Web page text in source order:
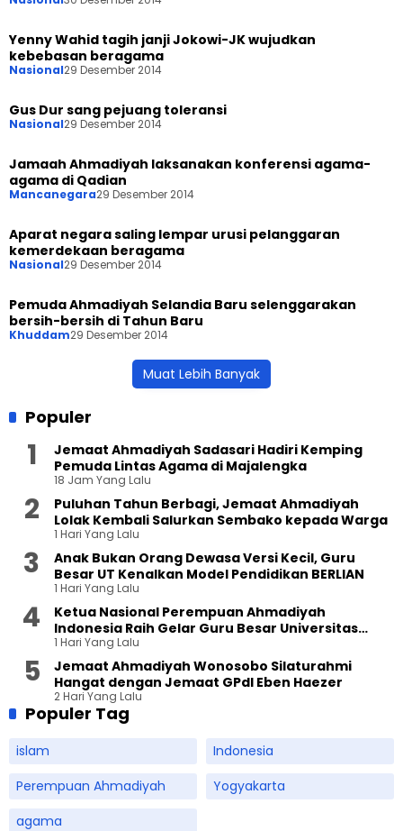
Yenny Wahid tagih janji Jokowi-JK wujudkan
kebebasan beragama
Nasional29 Desember 2014
Gus Dur sang pejuang toleransi
Nasional29 Desember 2014
Jamaah Ahmadiyah laksanakan konferensi agama-
agama di Qadian
Mancanegara29 Desember 2014
Aparat negara saling lempar urusi pelanggaran
kemerdekaan beragama
Nasional29 Desember 2014
Pemuda Ahmadiyah Selandia Baru selenggarakan
bersih-bersih di Tahun Baru
Khuddam29 Desember 2014
Muat Lebih Banyak
Populer
Jemaat Ahmadiyah Sadasari Hadiri Kemping
Pemuda Lintas Agama di Majalengka
18 Jam Yang Lalu
Puluhan Tahun Berbagi, Jemaat Ahmadiyah
Lolak Kembali Salurkan Sembako kepada Warga
1 Hari Yang Lalu
Anak Bukan Orang Dewasa Versi Kecil, Guru
Besar UT Kenalkan Model Pendidikan BERLIAN
1 Hari Yang Lalu
Ketua Nasional Perempuan Ahmadiyah
Indonesia Raih Gelar Guru Besar Universitas
Terbuka
1 Hari Yang Lalu
Jemaat Ahmadiyah Wonosobo Silaturahmi
Hangat dengan Jemaat GPdI Eben Haezer
2 Hari Yang Lalu
Populer Tag
islam
Indonesia
Perempuan Ahmadiyah
Yogyakarta
agama